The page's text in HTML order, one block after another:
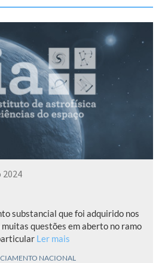
substancial que foi adquirido nos
questões em aberto no ramo
Ler mais
NACIONAL